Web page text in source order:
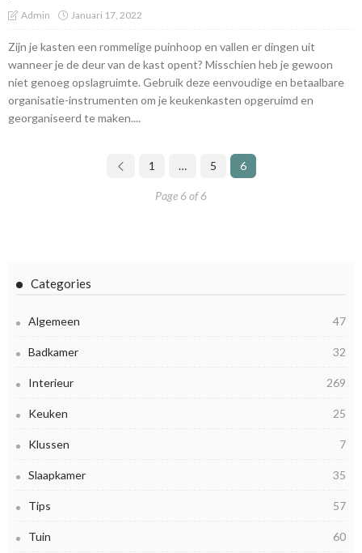
Admin Januari 17, 2022
Zijn je kasten een rommelige puinhoop en vallen er dingen uit
wanneer je de deur van de kast opent? Misschien heb je gewoon
niet genoeg opslagruimte. Gebruik deze eenvoudige en betaalbare
organisatie-instrumenten om je keukenkasten opgeruimd en
georganiseerd te maken....
1 … 5 6
Page 6 of 6
Categories
Algemeen 47
Badkamer 32
Interieur 269
Keuken 25
Klussen 7
Slaapkamer 35
Tips 57
Tuin 60